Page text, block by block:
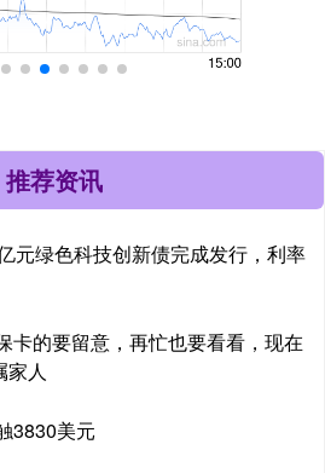
推荐资讯
元绿色科技创新债完成发行，利率
卡的要留意，再忙也要看看，现在
家人
3830美元